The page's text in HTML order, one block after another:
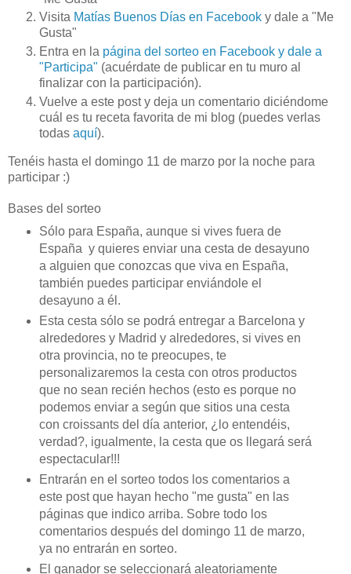
Visita Matías Buenos Días en Facebook y dale a "Me
Gusta"
Entra en la página del sorteo en Facebook y dale a
"Participa" (acuérdate de publicar en tu muro al
finalizar con la participación).
Vuelve a este post y deja un comentario diciéndome
cuál es tu receta favorita de mi blog (puedes verlas
todas aquí).
Tenéis hasta el domingo 11 de marzo por la noche para
participar :)
Bases del sorteo
Sólo para España, aunque si vives fuera de
España y quieres enviar una cesta de desayuno
a alguien que conozcas que viva en España,
también puedes participar enviándole el
desayuno a él.
Esta cesta sólo se podrá entregar a Barcelona y
alrededores y Madrid y alrededores, si vives en
otra provincia, no te preocupes, te
personalizaremos la cesta con otros productos
que no sean recién hechos (esto es porque no
podemos enviar a según que sitios una cesta
con croissants del día anterior, ¿lo entendéis,
verdad?, igualmente, la cesta que os llegará será
espectacular!!!
Entrarán en el sorteo todos los comentarios a
este post que hayan hecho "me gusta" en las
páginas que indico arriba. Sobre todo los
comentarios después del domingo 11 de marzo,
ya no entrarán en sorteo.
El ganador se seleccionará aleatoriamente